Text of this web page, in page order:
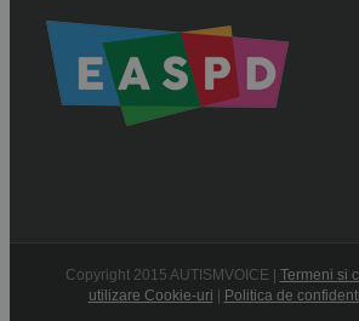
Copyright 2015 AUTISMVOICE | Termeni si
utilizare Cookie-uri | Politica de